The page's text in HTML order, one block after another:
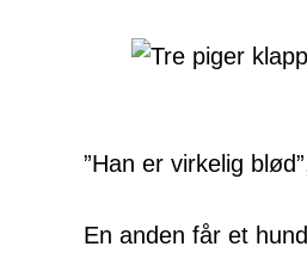
”Han er virkelig
En anden får et